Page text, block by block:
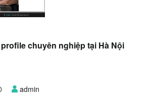
chuyên nghiệp tại Hà Nội
admin